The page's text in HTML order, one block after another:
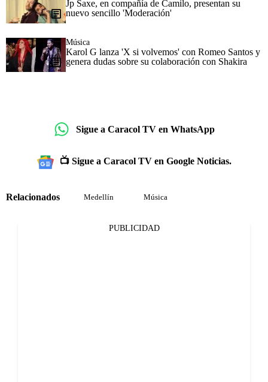
Jp Saxe, en compañía de Camilo, presentan su
nuevo sencillo 'Moderación'
Música
Karol G lanza 'X si volvemos' con Romeo Santos y
genera dudas sobre su colaboración con Shakira
Sigue a Caracol TV en WhatsApp
📺 Sigue a Caracol TV en Google Noticias.
Relacionados Medellín Música
PUBLICIDAD